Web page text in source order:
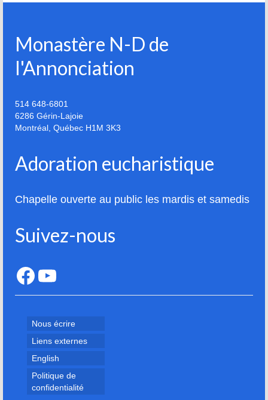
Monastère N-D de
l'Annonciation
514 648-6801
6286 Gérin-Lajoie
Montréal Québec H1M 3K3
Adoration eucharistique
Chapelle ouverte au public les mardis et samedis
Suivez-nous
Facebook
YouTube
Nous écrire
Liens externes
English
Politique de
confidentialité